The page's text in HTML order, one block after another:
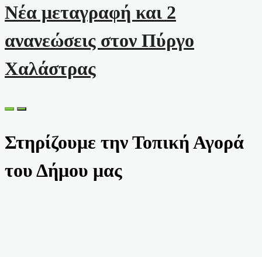
Νέα μεταγραφή και 2
ανανεώσεις στον Πύργο
Χαλάστρας
Στηρίζουμε την Τοπική Αγορά
του Δήμου μας